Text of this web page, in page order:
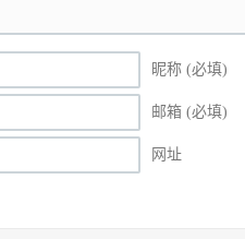
昵称 (必填)
邮箱 (必填)
网址